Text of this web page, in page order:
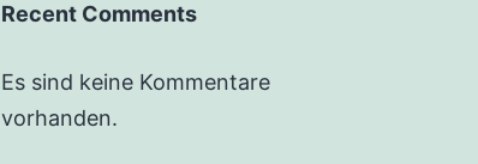
Recent Comments
Es sind keine Kommentare
vorhanden.